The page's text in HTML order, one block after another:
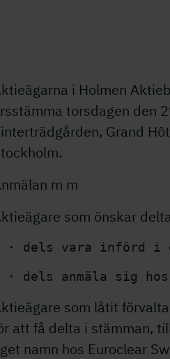
i Holmen
torsdagen den
Grand
m m
som önskar
· dels anmäla sig
som låtit
att få delta i stämman,
namn hos Euroclear